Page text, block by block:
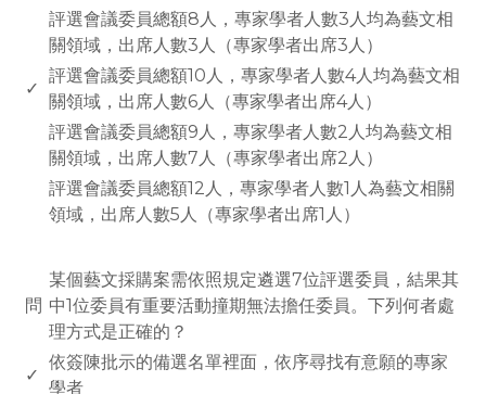
評選會議委員總額8人，專家學者人數3人均為藝文相
關領域，出席人數3人（專家學者出席3人）
✓
評選會議委員總額10人，專家學者人數4人均為藝文相
關領域，出席人數6人（專家學者出席4人）
評選會議委員總額9人，專家學者人數2人均為藝文相
關領域，出席人數7人（專家學者出席2人）
評選會議委員總額12人，專家學者人數1人為藝文相關
領域，出席人數5人（專家學者出席1人）
問
某個藝文採購案需依照規定遴選7位評選委員，結果其
中1位委員有重要活動撞期無法擔任委員。下列何者處
理方式是正確的？
✓
依簽陳批示的備選名單裡面，依序尋找有意願的專家
學者